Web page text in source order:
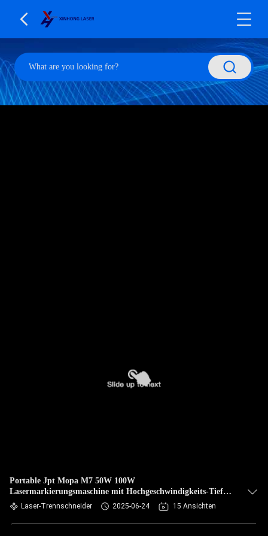
Portable Jpt Mopa M7 50W 100W
Lasermarkierungsmaschine mit Hochgeschwindigkeits-Tiefe-
Gravur
Laser-Trennschneider 2025-06-24 15 Ansichten